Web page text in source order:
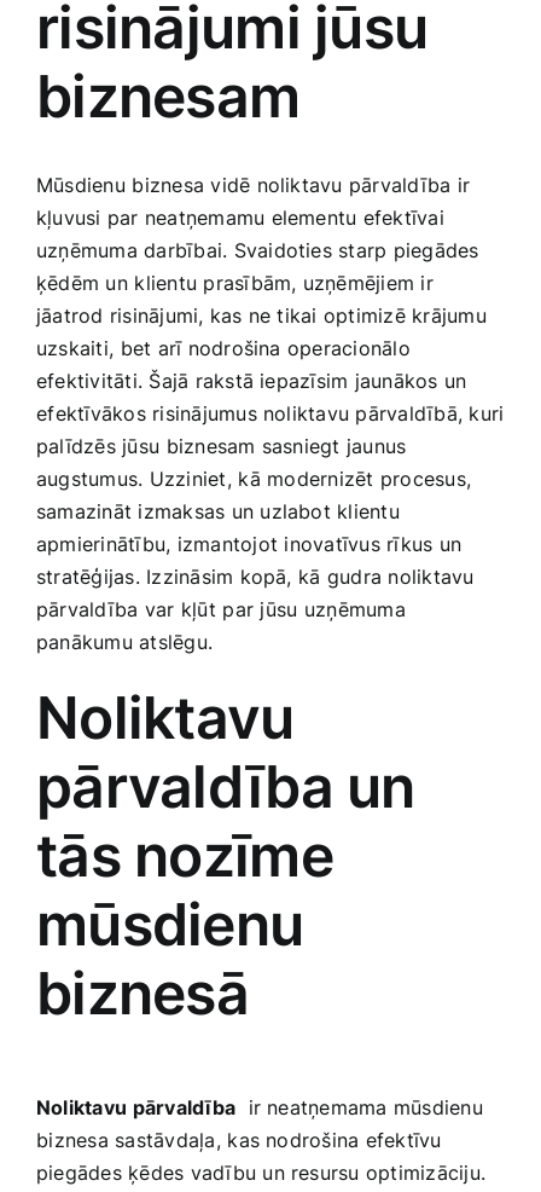
Medicīnas preces
Mobilie telefoni, planšetdatori
Pārtikas preces
Preces birojam
Preces pieaugušajiem
Rotaļlietas, bērnu preces
Smaržas, kosmētika
Sports, tūrisms un atpūta
TV un Sadzīves tehnika
Zoo preces
risinājumi jūsu
biznesam
Mūsdienu ⁤biznesa vidē noliktavu pārvaldība ir‌
kļuvusi par neatņemamu elementu efektīvai
uzņēmuma darbībai. Svaidoties starp piegādes
ķēdēm un⁣ klientu prasībām,‌ uzņēmējiem ‍ir
jāatrod‍ risinājumi, ​kas ne tikai optimizē krājumu
uzskaiti,⁣ bet arī nodrošina operacionālo
efektivitāti. Šajā rakstā iepazīsim jaunākos un
⁤efektīvākos ​risinājumus noliktavu pārvaldībā,​ kuri
palīdzēs jūsu⁣ biznesam sasniegt‍ jaunus
‍augstumus. Uzziniet,⁤ kā ⁢modernizēt procesus,
samazināt izmaksas un uzlabot klientu
apmierinātību,‌ izmantojot ⁤inovatīvus rīkus ​un
stratēģijas. Izzināsim​ kopā, ⁤kā gudra noliktavu‌
pārvaldība⁣ var‌ kļūt ⁢par ⁤jūsu ⁣uzņēmuma
panākumu atslēgu.
Noliktavu⁤
pārvaldība un
tās‌ nozīme‌
mūsdienu‌
biznesā
Noliktavu⁤ pārvaldība ‍ ir neatņemama mūsdienu
⁣biznesa ‍sastāvdaļa,⁣ kas nodrošina efektīvu
piegādes​ ķēdes vadību un resursu optimizāciju.​